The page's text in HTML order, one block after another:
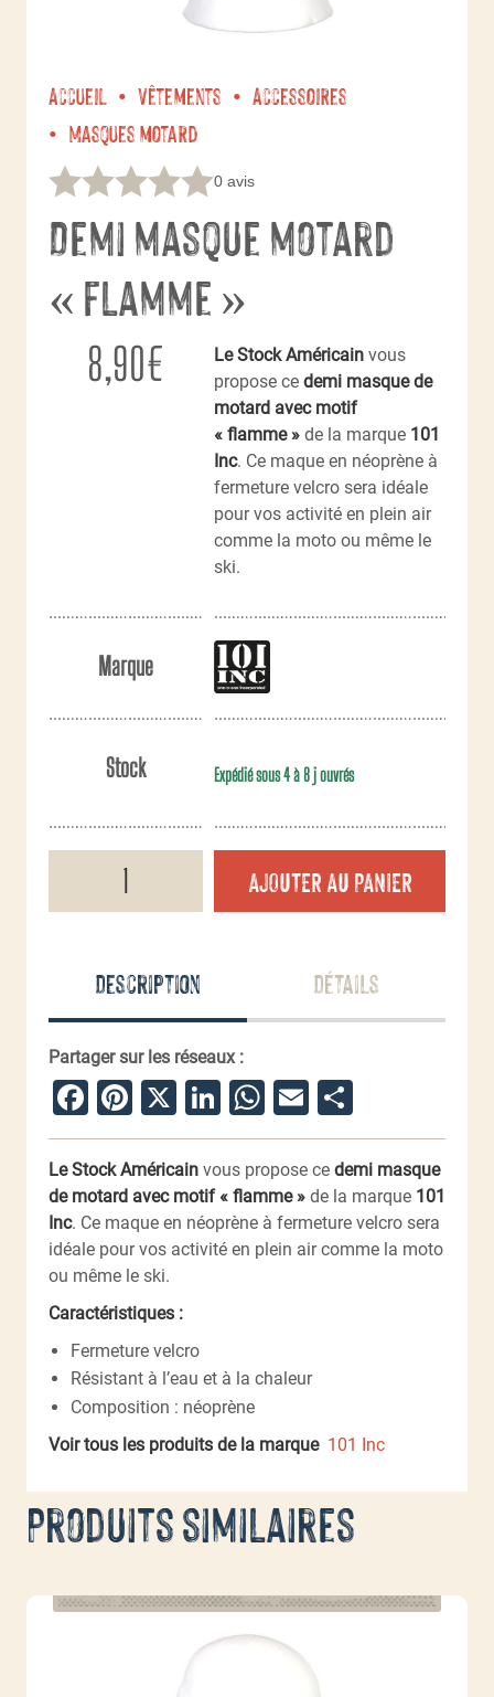
Accueil Vêtements
Accessoires
Masques motard
0 avis
Demi masque motard
« flamme »
8,90€ Le Stock Américain vous
propose ce demi masque de
motard avec motif
« flamme » de la marque 101
Inc. Ce maque en néoprène à
fermeture velcro sera idéale
pour vos activité en plein air
comme la moto ou même le
ski.
Marque
Stock Expédié sous 4 à 8 j ouvrés
AJOUTER AU PANIER
Description Détails
Partager sur les réseaux :
Facebook
Pinterest
X LinkedIn
WhatsApp
Email
Le Stock Américain vous propose ce demi masque
de motard avec motif « flamme » de la marque 101
Inc. Ce maque en néoprène à fermeture velcro sera
idéale pour vos activité en plein air comme la moto
ou même le ski.
Caractéristiques :
Fermeture velcro
Résistant à l’eau et à la chaleur
Composition : néoprène
Voir tous les produits de la marque 101 Inc
Produits similaires